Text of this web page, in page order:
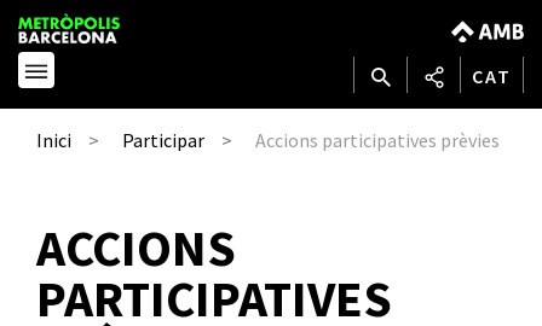
CAT
Inici Participar Accions participatives prèvies
ACCIONS
PARTICIPATIVES